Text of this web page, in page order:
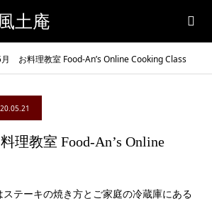
土庵
お料理教室 Food-An’s Online Cooking Class
理教室 Food-An’s Online
テーキの焼き方とご家庭の冷蔵庫にある